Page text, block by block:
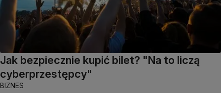
Jak bezpiecznie kupić bilet? "Na to liczą
cyberprzestępcy"
BIZNES